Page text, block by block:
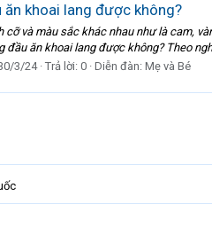
ăn khoai lang được không?
cỡ và màu sắc khác nhau như là cam,
đầu ăn khoai lang được không? Theo
3/24 Trả lời: 0 Diễn đàn: Mẹ và Bé